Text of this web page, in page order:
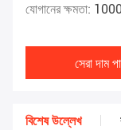
যোগানের ক্ষমতা:
সেরা দাম
বিশেষ উল্লেখ